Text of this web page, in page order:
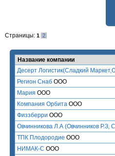
Страницы: 1 2
Название компании
Десерт Логистик(Сладкий
Регион Снаб ООО
Мария ООО
Компания Орбита ООО
Физзберри ООО
Овчинникова Л.А (Овчинников Р.З,
ТПК Плодородие ООО
НИМАК-С ООО